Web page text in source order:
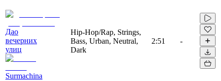
Дао
вечерних
улиц
Surmachina
Hip-Hop/Rap, Strings,
Bass, Urban, Neutral,
Dark
2:51 -